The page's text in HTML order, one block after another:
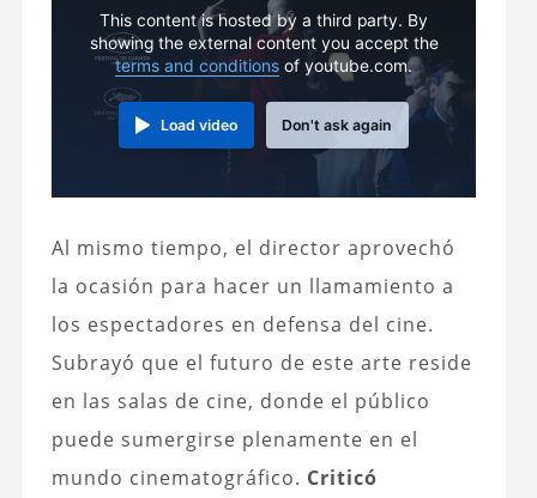
This content is hosted by a third party. By
showing the external content you accept the
terms and conditions of youtube.com.
Load video Don't ask again
Al mismo tiempo, el director aprovechó
la ocasión para hacer un llamamiento a
los espectadores en defensa del cine.
Subrayó que el futuro de este arte reside
en las salas de cine, donde el público
puede sumergirse plenamente en el
mundo cinematográfico. Criticó